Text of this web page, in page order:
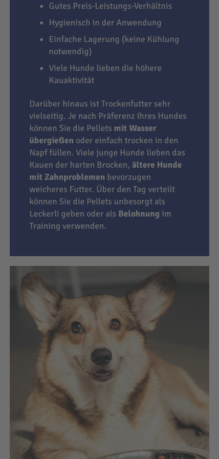
Gutes Preis-Leistungs-Verhältnis
Hygienisch in der Anwendung
Einfache Lagerung (keine Kühlung
notwendig)
Viele Hunde lieben die höhere
Kauaktivität
Darüber hinaus ist Trockenfutter sehr
vielseitig. Je nach Präferenz Ihres Hundes
können Sie die Pellets mit Wasser
übergießen oder einfach trocken in den
Napf füllen. Viele junge Hunde lieben das
Kauen der harten Brocken, ältere Hunde
mit Zahnproblemen bevorzugen
weicheres Futter. Über den Tag verteilt
können Sie die Pellets unbesorgt als
Leckerli geben oder als Belohnung im
Training verwenden.